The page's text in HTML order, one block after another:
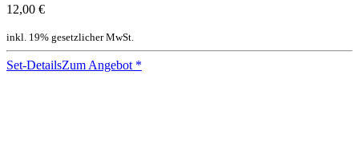
12,00 €
inkl. 19% gesetzlicher MwSt.
Set-DetailsZum Angebot *